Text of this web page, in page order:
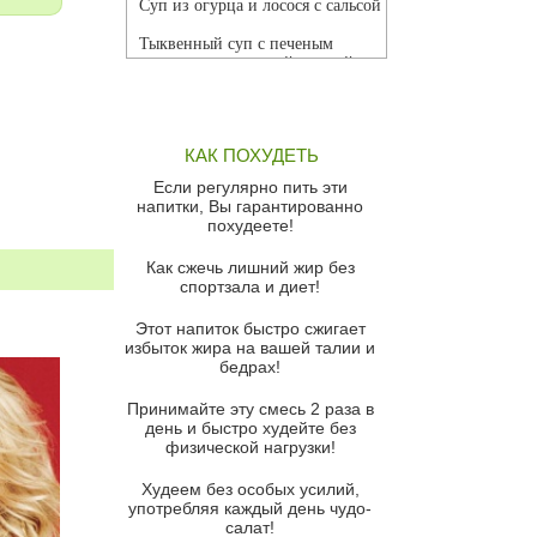
Суп из огурца и лосося с сальсой
Тыквенный суп с печеным
чесноком и томатной сальсой
красного перца
Парижский луковый суп
Суп из спаржи и горошка с
Суп-крем из цветной капусты
Французский луковый суп
Суп из баклажанов с моцареллой
Грибной крем-суп с кростини с
козьим сыром
Суп мисо с зеленым луком и
тофу
КАК ПОХУДЕТЬ
Если регулярно пить эти
напитки, Вы гарантированно
похудеете!
Как сжечь лишний жир без
спортзала и диет!
Этот напиток быстро сжигает
избыток жира на вашей талии и
бедрах!
Принимайте эту смесь 2 раза в
день и быстро худейте без
физической нагрузки!
Худеем без особых усилий,
употребляя каждый день чудо-
салат!